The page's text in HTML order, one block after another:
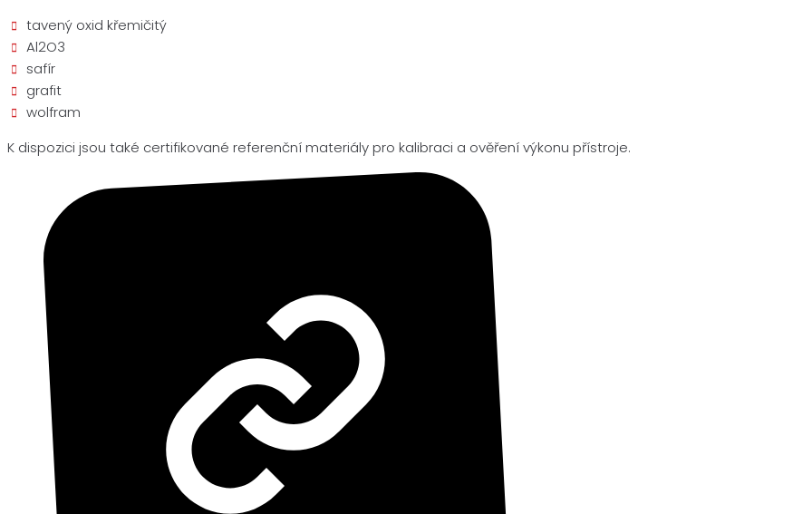
tavený oxid křemičitý
Al2O3
safír
grafit
wolfram
K dispozici jsou také certifikované referenční materiály pro kalibraci a ověření výkonu přístroje.